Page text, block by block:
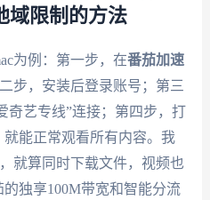
域限制的方法
为例：第一步，在番茄加速
步，安装后登录账号；第三
奇艺专线”连接；第四步，打
能正常观看所有内容。我
就算同时下载文件，视频也
独享100M带宽和智能分流